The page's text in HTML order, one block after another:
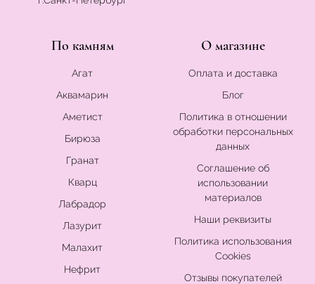
По камням
Агат
Аквамарин
Аметист
Бирюза
Гранат
Кварц
Лабрадор
Лазурит
Малахит
Нефрит
О магазине
Оплата и доставка
Блог
Политика в отношении
обработки персональных
данных
Соглашение об
использовании
материалов
Наши реквизиты
Политика использования
Cookies
Отзывы покупателей